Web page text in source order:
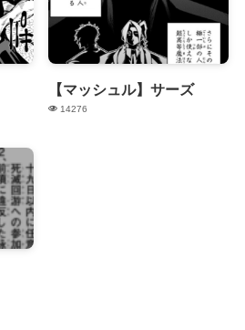
【マッシュル】サーズ
14276